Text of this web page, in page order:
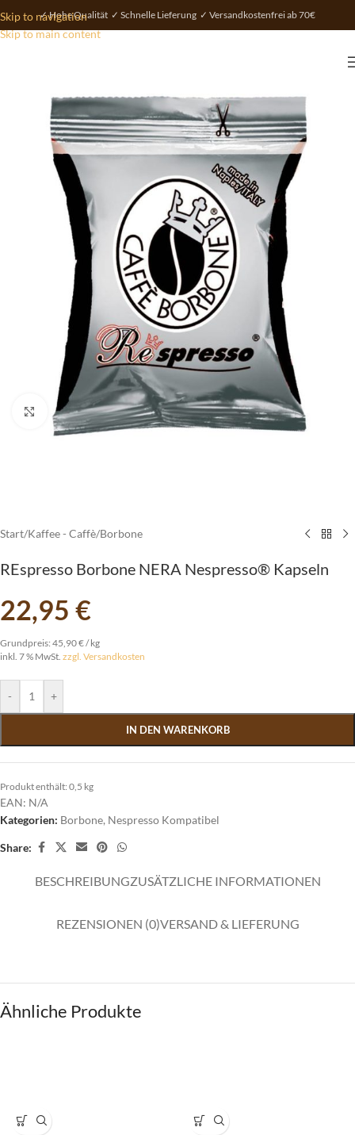
Skip to navigation
Skip to main content
✓ Hohe Qualität ✓ Schnelle Lieferung ✓ Versandkostenfrei ab 70€
vergrößern
Start/Kaffee - Caffè/Borbone
REspresso Borbone NERA Nespresso® Kapseln
22,95 €
Grundpreis: 45,90€/kg
inkl. 7 % MwSt. zzgl. Versandkosten
- +
IN DEN WARENKORB
Produkt enthält: 0,5 kg
EAN: N/A
Kategorien: Borbone, Nespresso Kompatibel
Share:
BESCHREIBUNGZUSÄTZLICHE INFORMATIONEN
REZENSIONEN (0)VERSAND & LIEFERUNG
Ähnliche Produkte